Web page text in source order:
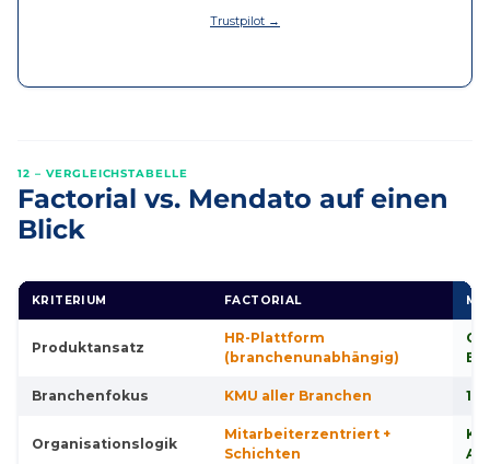
Trustpilot →
12 – VERGLEICHSTABELLE
Factorial vs. Mendato auf einen
Blick
KRITERIUM FACTORIAL
Produktansatz
HR-Plattform
(branchenunabhängig)
Branchenfokus KMU aller Branchen
Organisationslogik
Mitarbeiterzentriert +
Schichten